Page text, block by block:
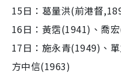
15日：葛量洪(前港督
16日：黃霑(1941)、喬
17日：施永青(1949)、
方中信(1963)